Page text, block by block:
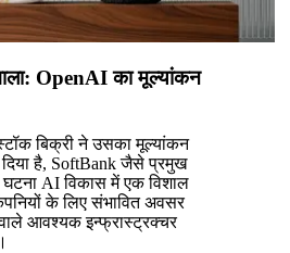
OpenAI का मूल्यांकन
बिक्री ने उसका मूल्यांकन
है, SoftBank जैसे प्रमुख
AI विकास में एक विशाल
के लिए संभावित अवसर
आवश्यक इन्फ्रास्ट्रक्चर